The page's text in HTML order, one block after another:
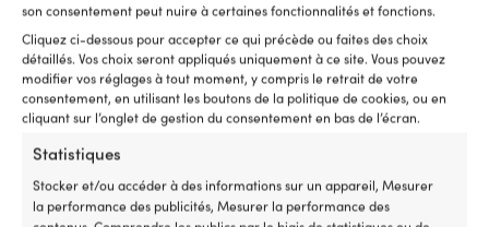
son consentement peut nuire à certaines fonctionnalités et fonctions.
Cliquez ci-dessous pour accepter ce qui précède ou faites des choix
détaillés. Vos choix seront appliqués uniquement à ce site. Vous pouvez
modifier vos réglages à tout moment, y compris le retrait de votre
consentement, en utilisant les boutons de la politique de cookies, ou en
cliquant sur l’onglet de gestion du consentement en bas de l’écran.
Statistiques
Stocker et/ou accéder à des informations sur un appareil, Mesurer
la performance des publicités, Mesurer la performance des
Gaffe télescopique Hook &
320 cm
4 EN STOCK (PEUT ÊTRE
COMMANDÉ)
Gaffe télescopique Hook &
2 EN STOCK (PEUT ÊTRE
COMMANDÉ)